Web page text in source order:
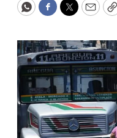
WhatsApp
Facebook
Twitter